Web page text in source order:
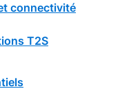
connectivité
T2S